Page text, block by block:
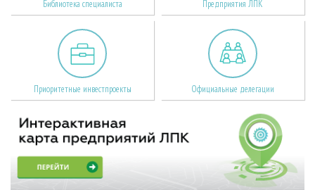
Библиотека специалиста Предприятия ЛПК
Приоритетные инвестпроекты Официальные делегации